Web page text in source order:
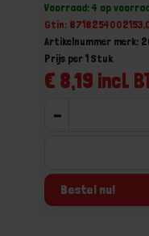
Voorraad: 4 op
Gtin:
Artikelnummer merk:
€ 8,19 incl.
Prijs per 1 Stuk
-
Bestel nu!